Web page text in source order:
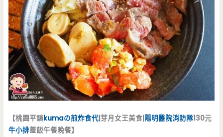
【桃園平鎮kumaの煎炸食代|芽月女王美食|陽明醫院消防隊130元
牛小排蓋飯午餐晚餐】